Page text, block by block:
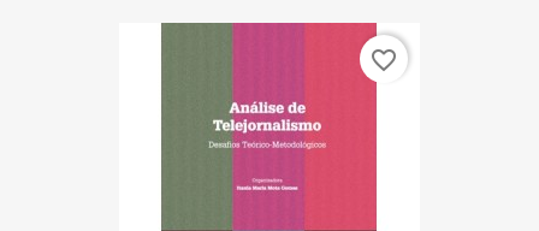
favorite_border